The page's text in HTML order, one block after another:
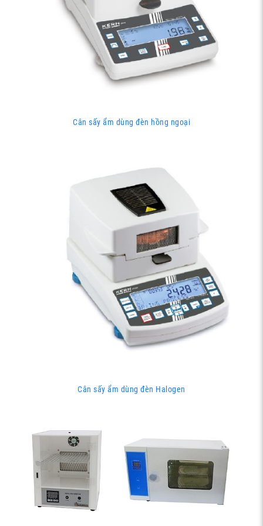
Cân sấy ẩm dùng đèn hồng ngoại
Cân sấy ẩm dùng đèn Halogen